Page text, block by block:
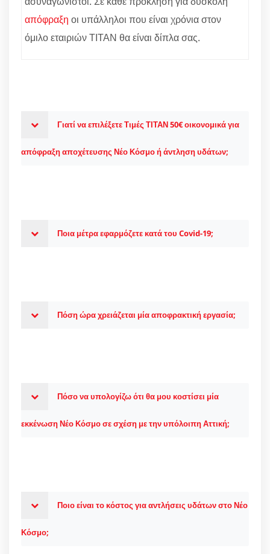
απόφραξη οι υπάλληλοι που είναι χρόνια στον
όμιλο εταιριών ΤΙΤΑΝ θα είναι δίπλα σας.
Γιατί να επιλέξετε Τιμές ΤΙΤΑΝ 50€ οικονομικά για
απόφραξη αποχέτευσης Νέο Κόσμο ή άντληση υδάτων;
Ποια μέτρα εφαρμόζετε κατά του Covid-19;
Πόση ώρα χρειάζεται μία αποφρακτική εργασία;
Πόσο να υπολογίζω ότι θα μου κοστίσει μία
εκκένωση Νέο Κόσμο σε σχέση με την υπόλοιπη Αττική;
Ποιο είναι το κόστος για αντλήσεις υδάτων στο Νέο
Κόσμο;